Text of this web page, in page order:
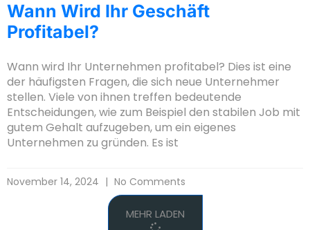
Wann Wird Ihr Geschäft
Profitabel?
Wann wird Ihr Unternehmen profitabel? Dies ist eine
der häufigsten Fragen, die sich neue Unternehmer
stellen. Viele von ihnen treffen bedeutende
Entscheidungen, wie zum Beispiel den stabilen Job mit
gutem Gehalt aufzugeben, um ein eigenes
Unternehmen zu gründen. Es ist
November 14, 2024 No Comments
MEHR LADEN